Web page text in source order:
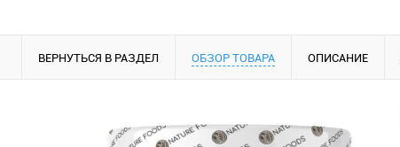
ВЕРНУТЬСЯ В РАЗДЕЛ ОБЗОР ТОВАРА ОПИСАНИЕ